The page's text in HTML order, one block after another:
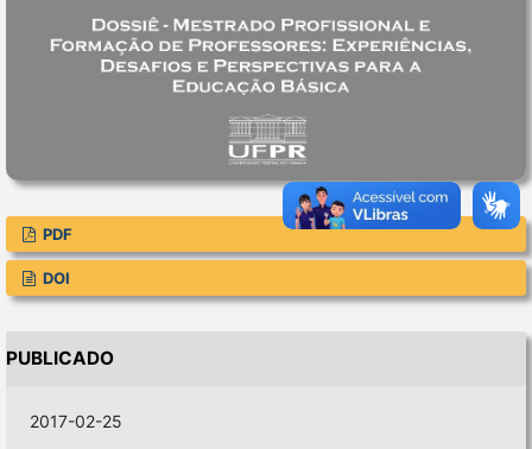
PDF
DOI
PUBLICADO
2017-02-25